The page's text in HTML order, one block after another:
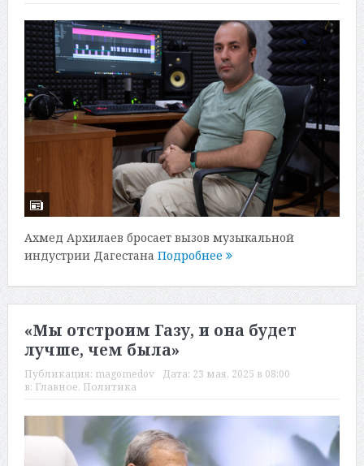
Ахмед Архилаев бросает вызов музыкальной
индустрии Дагестана Подробнее
«Мы отстроим Газу, и она будет
лучше, чем была»
Публикация: magomedov Дата: 23 мая, 2025 в 08:00
в: Главное, Политика